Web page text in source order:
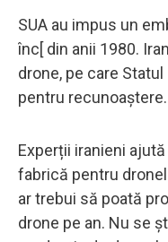
SUA au impus un
înc[ din anii 1980.
drone, pe care
pentru recunoaștere.
Experții iranieni
fabrică pentru
ar trebui să poată
drone pe an. Nu se